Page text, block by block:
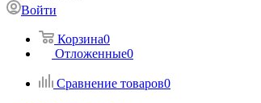
Войти
Корзина0
Отложенные0
Сравнение товаров0